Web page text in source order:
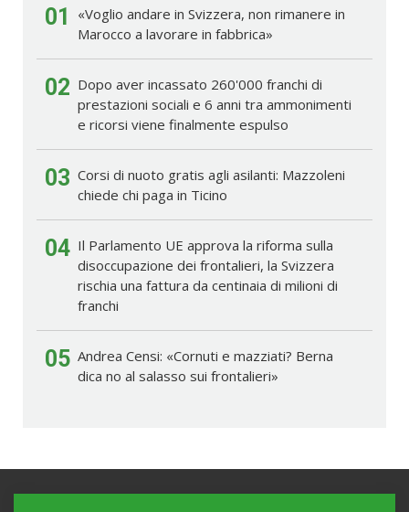
01
«Voglio andare in Svizzera, non rimanere in
Marocco a lavorare in fabbrica»
02 Dopo aver incassato 260'000 franchi di
prestazioni sociali e 6 anni tra ammonimenti
e ricorsi viene finalmente espulso
03 Corsi di nuoto gratis agli asilanti: Mazzoleni
chiede chi paga in Ticino
04 Il Parlamento UE approva la riforma sulla
disoccupazione dei frontalieri, la Svizzera
rischia una fattura da centinaia di milioni di
franchi
05 Andrea Censi: «Cornuti e mazziati? Berna
dica no al salasso sui frontalieri»